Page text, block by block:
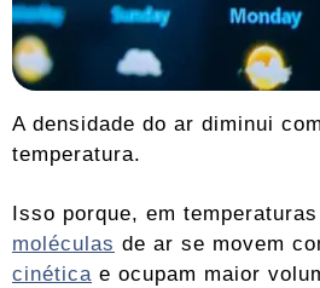
A densidade do ar diminui
temperatura.
Isso porque, em
moléculas de ar se movem
cinética e ocupam maior